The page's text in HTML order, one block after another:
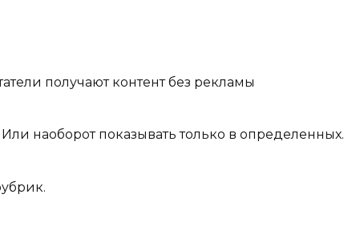
получают контент без рекламы
наоборот показывать только в определенных.